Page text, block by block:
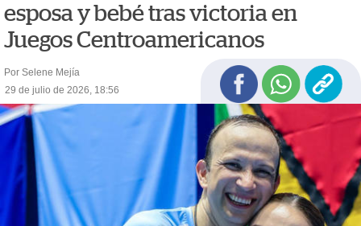
esposa y bebé tras victoria en
Juegos Centroamericanos
Por Selene Mejía
29 de julio de 2026, 18:56